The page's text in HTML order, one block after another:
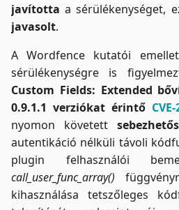
javította a sérülékenységet,
javasolt.
A Wordfence kutatói
sérülékenységre is
Custom Fields: Extended bőv
0.9.1.1 verziókat érintő CVE‑
nyomon követett
autentikáció nélküli távoli
plugin felhasználói
call_user_func_array()
kihasználása tetszőleges